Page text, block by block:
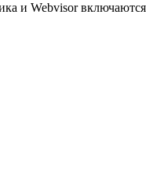
и Webvisor включаются